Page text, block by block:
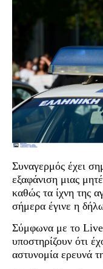
Συναγερμός έχει
εξαφάνιση μιας
καθώς τα ίχνη της
σήμερα έγινε η
Σύμφωνα με το
υποστηρίζουν ότι
αστυνομία ερευνά